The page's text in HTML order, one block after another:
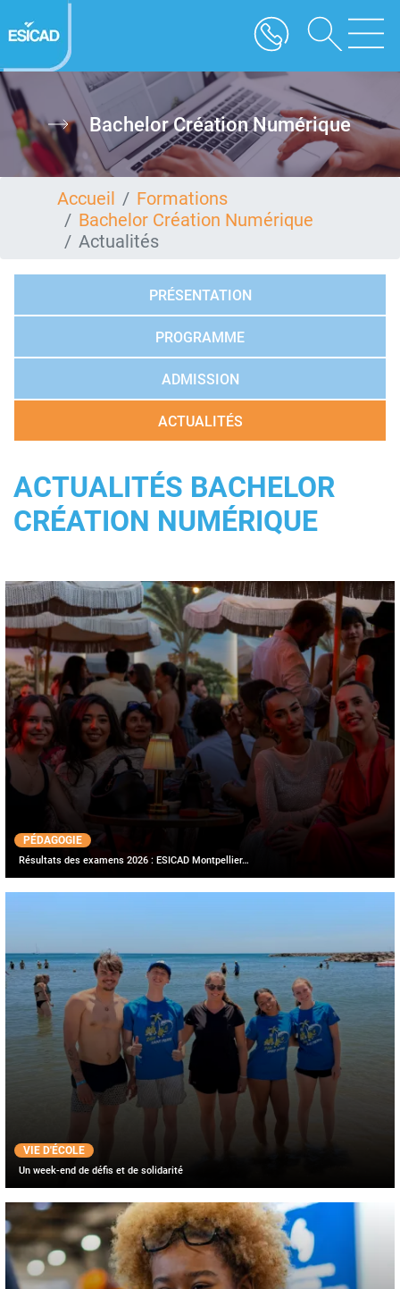
au
contenu
Bachelor Création Numérique
Accueil
Formations
Bachelor Création Numérique
Actualités
PRÉSENTATION
PROGRAMME
ADMISSION
ACTUALITÉS
ACTUALITÉS BACHELOR
CRÉATION NUMÉRIQUE
PÉDAGOGIE
Résultats des examens 2026 : ESICAD Montpellier…
VIE D'ÉCOLE
Un week-end de défis et de solidarité